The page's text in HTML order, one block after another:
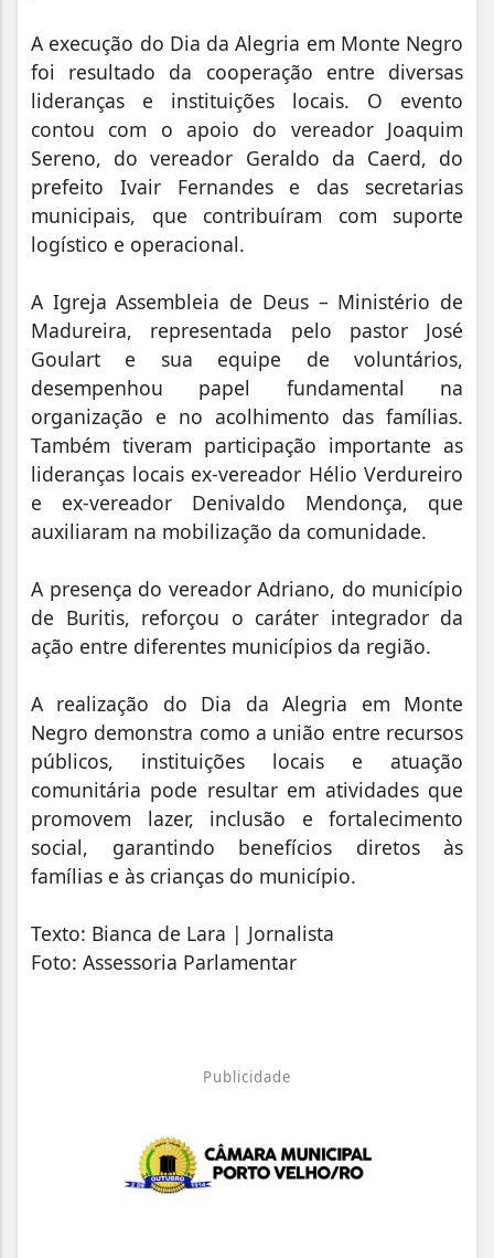
A execução do Dia da Alegria em Monte Negro
foi resultado da cooperação entre diversas
lideranças e instituições locais. O evento
contou com o apoio do vereador Joaquim
Sereno, do vereador Geraldo da Caerd, do
prefeito Ivair Fernandes e das secretarias
municipais, que contribuíram com suporte
logístico e operacional.
A Igreja Assembleia de Deus – Ministério de
Madureira, representada pelo pastor José
Goulart e sua equipe de voluntários,
desempenhou papel fundamental na
organização e no acolhimento das famílias.
Também tiveram participação importante as
lideranças locais ex-vereador Hélio Verdureiro
e ex-vereador Denivaldo Mendonça, que
auxiliaram na mobilização da comunidade.
A presença do vereador Adriano, do município
de Buritis, reforçou o caráter integrador da
ação entre diferentes municípios da região.
A realização do Dia da Alegria em Monte
Negro demonstra como a união entre recursos
públicos, instituições locais e atuação
comunitária pode resultar em atividades que
promovem lazer, inclusão e fortalecimento
social, garantindo benefícios diretos às
famílias e às crianças do município.
Texto: Bianca de Lara | Jornalista
Foto: Assessoria Parlamentar
Publicidade